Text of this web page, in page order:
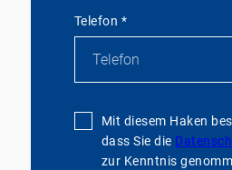
Telefon *
Mit diesem Haken
dass Sie die
zur Kenntnis